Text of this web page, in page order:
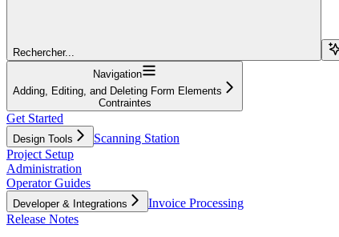
Rechercher...
Navigation
Adding, Editing, and Deleting Form Elements
Contraintes
Get Started
Design Tools
Scanning Station
Project Setup
Administration
Operator Guides
Developer & Integrations
Invoice Processing
Release Notes